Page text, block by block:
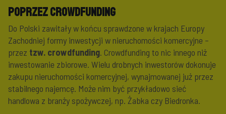
poprzez crowdfunding
Do Polski zawitały w końcu sprawdzone w krajach Europy
Zachodniej formy inwestycji w nieruchomości komercyjne –
przez tzw. crowdfunding. Crowdfunding to nic innego niż
inwestowanie zbiorowe. Wielu drobnych inwestorów dokonuje
zakupu nieruchomości komercyjnej, wynajmowanej już przez
stabilnego najemcę. Może nim być przykładowo sieć
handlowa z branży spożywczej, np. Żabka czy Biedronka.